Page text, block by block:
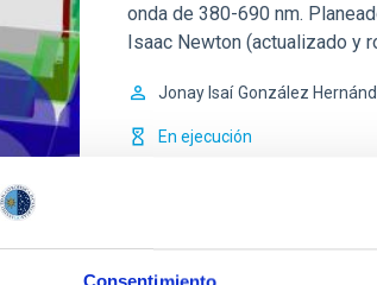
onda de 380-690 nm.
Isaac Newton (actualizado y
Jonay Isaí González
En ejecución